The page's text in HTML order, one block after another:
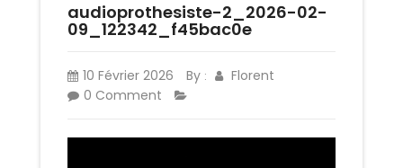
audioprothesiste-2_2026-02-
09_122342_f45bac0e
10 Février 2026 By :
Florent
0 Comment